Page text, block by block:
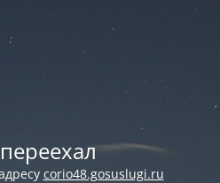
corio48.gosuslugi.ru